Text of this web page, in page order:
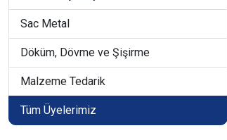
Sac Metal
Döküm, Dövme ve Şişirme
Malzeme Tedarik
Tüm Üyelerimiz